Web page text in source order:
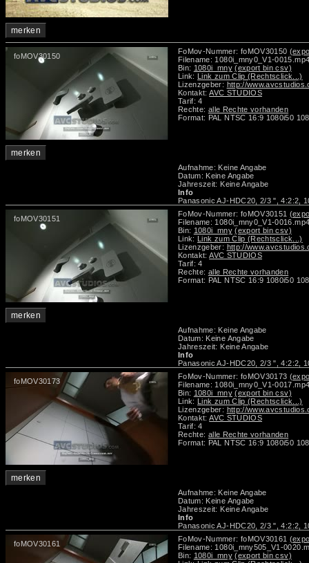
merken
foMOV30150
merken
FoMov-Nummer: foMOV30150
Filename: 1080i_mny0_V1-
Bin: 1080i_mny (export bin csv)
Link: Link zum Clip (Rechtsclick...)
Lizenzgeber: http://
Kontakt:AVC STUDIOS
Tarif: 4
Rechte: alle Rechte vorhanden
Format: PAL NTSC 16:9 1080i50
Aufnahme: Keine Angabe
Datum: Keine Angabe
Jahreszeit: Keine Angabe
Info
Panasonic AJ-HDC20, 2/3 ", 4:2:2,
foMOV30151
merken
FoMov-Nummer: foMOV30151
Filename: 1080i_mny0_V1-
Bin: 1080i_mny (export bin csv)
Link: Link zum Clip (Rechtsclick...)
Lizenzgeber: http://
Kontakt:AVC STUDIOS
Tarif: 4
Rechte: alle Rechte vorhanden
Format: PAL NTSC 16:9 1080i50
Aufnahme: Keine Angabe
Datum: Keine Angabe
Jahreszeit: Keine Angabe
Info
Panasonic AJ-HDC20, 2/3 ", 4:2:2,
foMOV30173
merken
FoMov-Nummer: foMOV30173
Filename: 1080i_mny0_V1-
Bin: 1080i_mny (export bin csv)
Link: Link zum Clip (Rechtsclick...)
Lizenzgeber: http://
Kontakt:AVC STUDIOS
Tarif: 4
Rechte: alle Rechte vorhanden
Format: PAL NTSC 16:9 1080i50
Aufnahme: Keine Angabe
Datum: Keine Angabe
Jahreszeit: Keine Angabe
Info
Panasonic AJ-HDC20, 2/3 ", 4:2:2,
foMOV30161
FoMov-Nummer: foMOV30161
Filename: 1080i_mny505_V1-
Bin: 1080i_mny (export bin csv)